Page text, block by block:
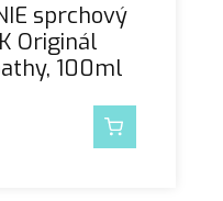
sprchový
Originál
100ml